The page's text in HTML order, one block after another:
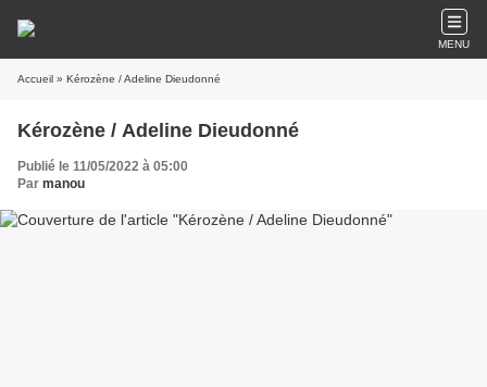
MENU
Accueil » Kérozène / Adeline Dieudonné
Kérozène / Adeline Dieudonné
Publié le 11/05/2022 à 05:00
Par manou